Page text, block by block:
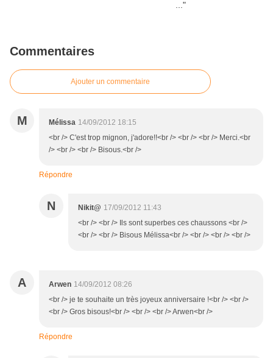
Commentaires
Ajouter un commentaire
M Mélissa 14/09/2012 18:15
<br /> C'est trop mignon, j'adore!!<br /> <br /> <br /> Merci.<br
/> <br /> <br /> Bisous.<br />
Répondre
N Nikit@ 17/09/2012 11:43
<br /> <br /> Ils sont superbes ces chaussons <br />
<br /> <br /> Bisous Mélissa<br /> <br /> <br /> <br />
A Arwen 14/09/2012 08:26
<br /> je te souhaite un très joyeux anniversaire !<br /> <br />
<br /> Gros bisous!<br /> <br /> <br /> Arwen<br />
Répondre